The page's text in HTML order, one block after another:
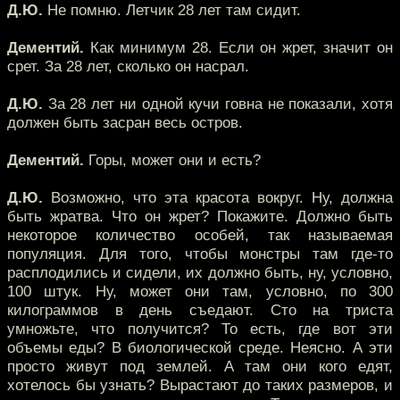
Д.Ю. Не помню. Летчик 28 лет там сидит.
Дементий. Как минимум 28. Если он жрет, значит он
срет. За 28 лет, сколько он насрал.
Д.Ю. За 28 лет ни одной кучи говна не показали, хотя
должен быть засран весь остров.
Дементий. Горы, может они и есть?
Д.Ю. Возможно, что эта красота вокруг. Ну, должна
быть жратва. Что он жрет? Покажите. Должно быть
некоторое количество особей, так называемая
популяция. Для того, чтобы монстры там где-то
расплодились и сидели, их должно быть, ну, условно,
100 штук. Ну, может они там, условно, по 300
килограммов в день съедают. Сто на триста
умножьте, что получится? То есть, где вот эти
объемы еды? В биологической среде. Неясно. А эти
просто живут под землей. А там они кого едят,
хотелось бы узнать? Вырастают до таких размеров, и